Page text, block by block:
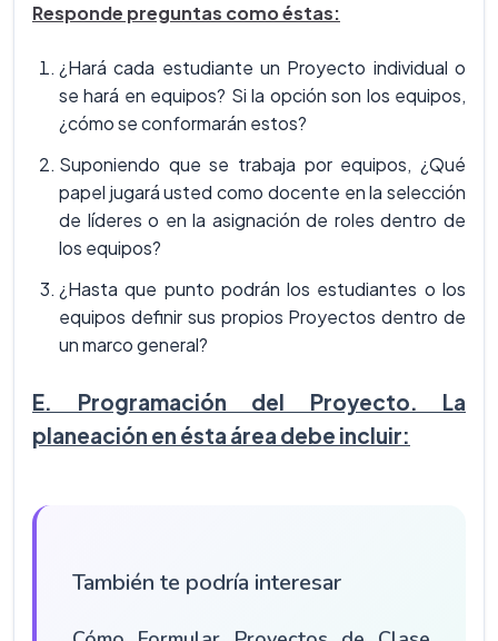
Responde preguntas como éstas:
¿Hará cada estudiante un Proyecto individual o
se hará en equipos? Si la opción son los equipos,
¿cómo se conformarán estos?
Suponiendo que se trabaja por equipos, ¿Qué
papel jugará usted como docente en la selección
de líderes o en la asignación de roles dentro de
los equipos?
¿Hasta que punto podrán los estudiantes o los
equipos definir sus propios Proyectos dentro de
un marco general?
E. Programación del Proyecto. La
planeación en ésta área debe incluir:
También te podría interesar